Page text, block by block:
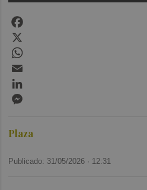
Plaza
Publicado: 31/05/2026 · 12:31